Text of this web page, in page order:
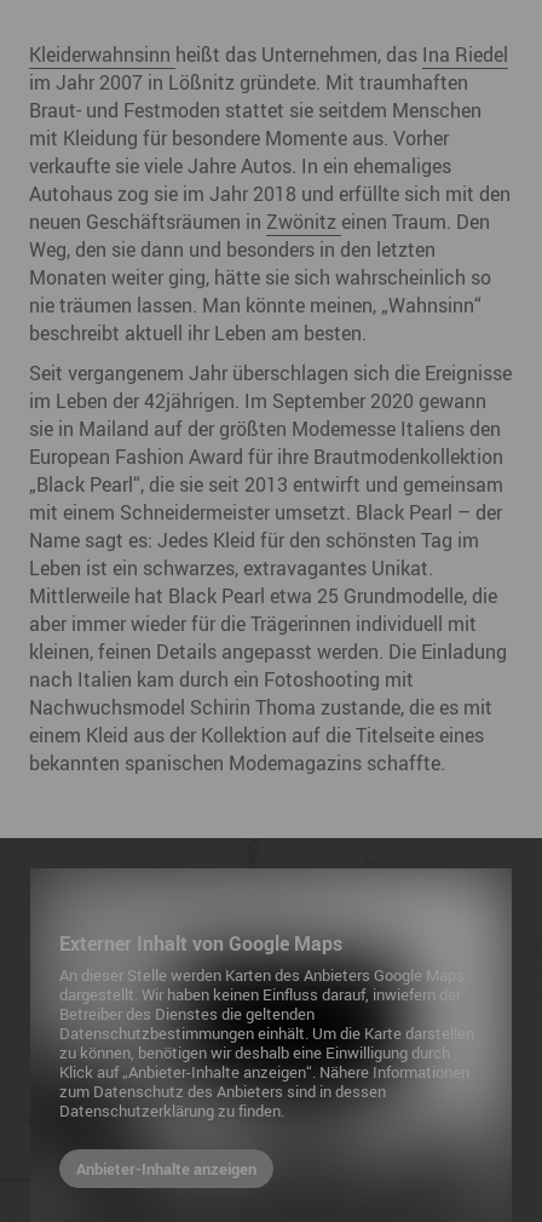
Kleiderwahnsinn heißt das Unternehmen, das Ina Riedel
im Jahr 2007 in Lößnitz gründete. Mit traumhaften
Braut- und Festmoden stattet sie seitdem Menschen
mit Kleidung für besondere Momente aus. Vorher
verkaufte sie viele Jahre Autos. In ein ehemaliges
Autohaus zog sie im Jahr 2018 und erfüllte sich mit den
neuen Geschäftsräumen in Zwönitz einen Traum. Den
Weg, den sie dann und besonders in den letzten
Monaten weiter ging, hätte sie sich wahrscheinlich so
nie träumen lassen. Man könnte meinen, „Wahnsinn“
beschreibt aktuell ihr Leben am besten.
Seit vergangenem Jahr überschlagen sich die Ereignisse
im Leben der 42jährigen. Im September 2020 gewann
sie in Mailand auf der größten Modemesse Italiens den
European Fashion Award für ihre Brautmodenkollektion
„Black Pearl“, die sie seit 2013 entwirft und gemeinsam
mit einem Schneidermeister umsetzt. Black Pearl – der
Name sagt es: Jedes Kleid für den schönsten Tag im
Leben ist ein schwarzes, extravagantes Unikat.
Mittlerweile hat Black Pearl etwa 25 Grundmodelle, die
aber immer wieder für die Trägerinnen individuell mit
kleinen, feinen Details angepasst werden. Die Einladung
nach Italien kam durch ein Fotoshooting mit
Nachwuchsmodel Schirin Thoma zustande, die es mit
einem Kleid aus der Kollektion auf die Titelseite eines
bekannten spanischen Modemagazins schaffte.
Externer Inhalt von Google Maps
An dieser Stelle werden Karten des Anbieters Google Maps
dargestellt. Wir haben keinen Einfluss darauf, inwiefern der
Betreiber des Dienstes die geltenden
Datenschutzbestimmungen einhält. Um die Karte darstellen
zu können, benötigen wir deshalb eine Einwilligung durch
Klick auf „Anbieter-Inhalte anzeigen“. Nähere Informationen
zum Datenschutz des Anbieters sind in dessen
Datenschutzerklärung zu finden.
Anbieter-Inhalte anzeigen